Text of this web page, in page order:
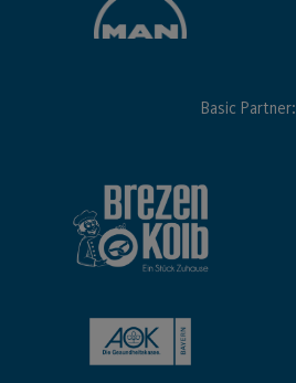
Basic Partner: